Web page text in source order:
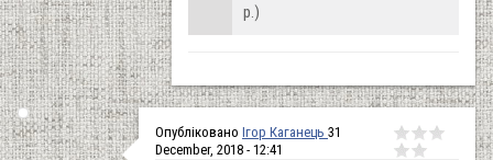
р.)
Опубліковано Ігор Каганець 31
December, 2018 - 12:41